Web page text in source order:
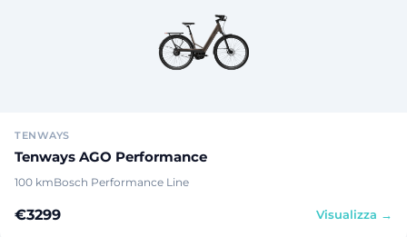
TENWAYS
Tenways AGO Performance
100 kmBosch Performance Line
€3299 Visualizza →